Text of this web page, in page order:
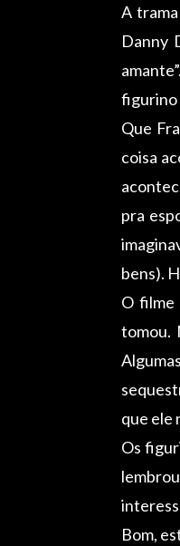
A
Danny
figurino
Que
coisa
pra
bens).
O filme
tomou.
que ele
Os
Bom,